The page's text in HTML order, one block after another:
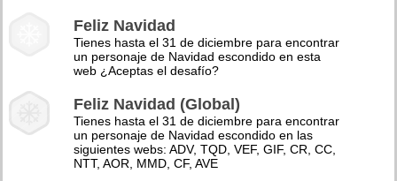
Feliz Navidad
Tienes hasta el 31 de diciembre para encontrar
un personaje de Navidad escondido en esta
web ¿Aceptas el desafío?
Feliz Navidad (Global)
Tienes hasta el 31 de diciembre para encontrar
un personaje de Navidad escondido en las
siguientes webs: ADV, TQD, VEF, GIF, CR, CC,
NTT, AOR, MMD, CF, AVE